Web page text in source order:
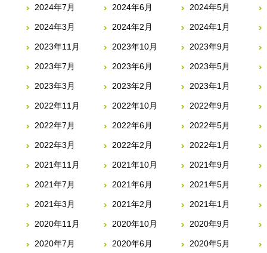
2024年7月 2024年6月 2024年5月
2024年3月 2024年2月 2024年1月
2023年11月 2023年10月 2023年9月
2023年7月 2023年6月 2023年5月
2023年3月 2023年2月 2023年1月
2022年11月 2022年10月 2022年9月
2022年7月 2022年6月 2022年5月
2022年3月 2022年2月 2022年1月
2021年11月 2021年10月 2021年9月
2021年7月 2021年6月 2021年5月
2021年3月 2021年2月 2021年1月
2020年11月 2020年10月 2020年9月
2020年7月 2020年6月 2020年5月